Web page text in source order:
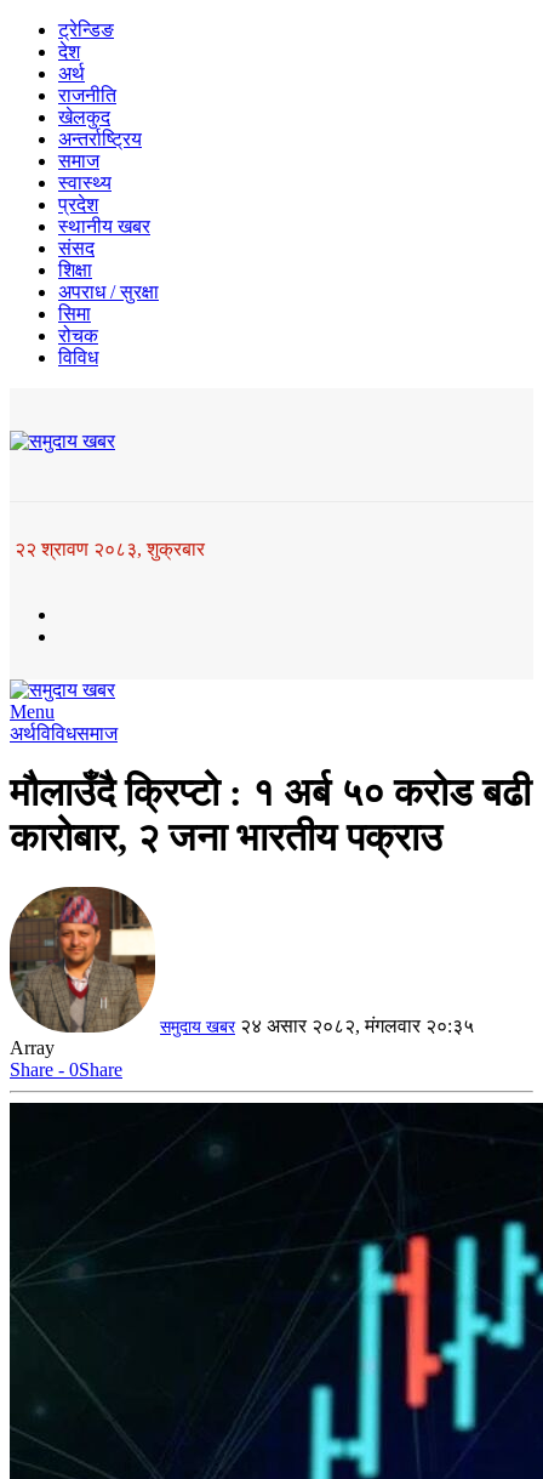
ट्रेन्डिङ
देश
अर्थ
राजनीति
खेलकुद
अन्तर्राष्ट्रिय
समाज
स्वास्थ्य
प्रदेश
स्थानीय खबर
संसद
शिक्षा
अपराध / सुरक्षा
सिमा
रोचक
विविध
२२ श्रावण २०८३, शुक्रबार
Menu
अर्थविविधसमाज
मौलाउँदै क्रिप्टो : १ अर्ब ५० करोड बढी
कारोबार, २ जना भारतीय पक्राउ
समुदाय खबर २४ असार २०८२, मंगलवार २०:३५
Array
Share - 0Share